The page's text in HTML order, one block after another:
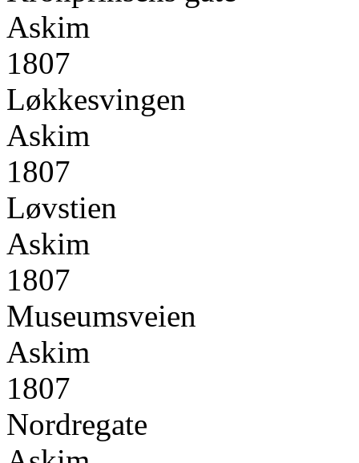
Askim
1807
Løkkesvingen
Askim
1807
Løvstien
Askim
1807
Museumsveien
Askim
1807
Nordregate